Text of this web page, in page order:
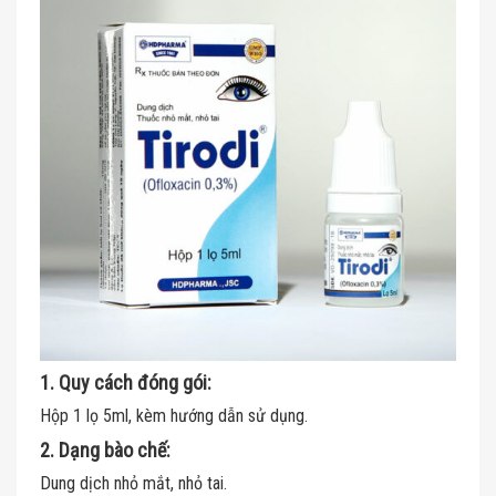
1. Quy cách đóng gói:
Hộp 1 lọ 5ml, kèm hướng dẫn sử dụng.
2. Dạng bào chế:
Dung dịch nhỏ mắt, nhỏ tai.